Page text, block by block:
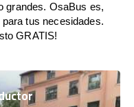
grandes. OsaBus es,
tus necesidades.
GRATIS!